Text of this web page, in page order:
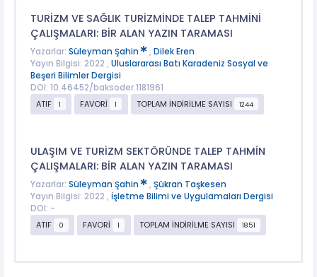
TURİZM VE SAĞLIK TURİZMİNDE TALEP TAHMİNİ
ÇALIŞMALARI: BİR ALAN YAZIN TARAMASI
Yazarlar: Süleyman Şahin , Dilek Eren
Yayın Bilgisi: 2022 , Uluslararası Batı Karadeniz Sosyal ve
Beşeri Bilimler Dergisi
DOI: 10.46452/baksoder.1181961
ATIF
1 FAVORİ 1 TOPLAM İNDİRİLME SAYISI 1244
ULAŞIM VE TURİZM SEKTÖRÜNDE TALEP TAHMİN
ÇALIŞMALARI: BİR ALAN YAZIN TARAMASI
Yazarlar: Süleyman Şahin , Şükran Taşkesen
Yayın Bilgisi: 2022 , İşletme Bilimi ve Uygulamaları Dergisi
DOI: -
ATIF
0 FAVORİ 1 TOPLAM İNDİRİLME SAYISI 1851